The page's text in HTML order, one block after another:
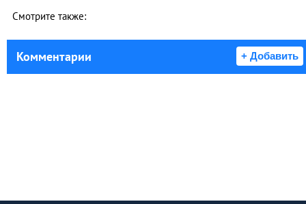
Смотрите также:
Комментарии + Добавить